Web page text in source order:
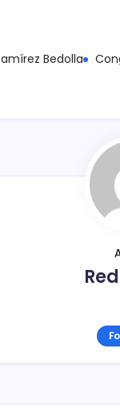
Bedolla